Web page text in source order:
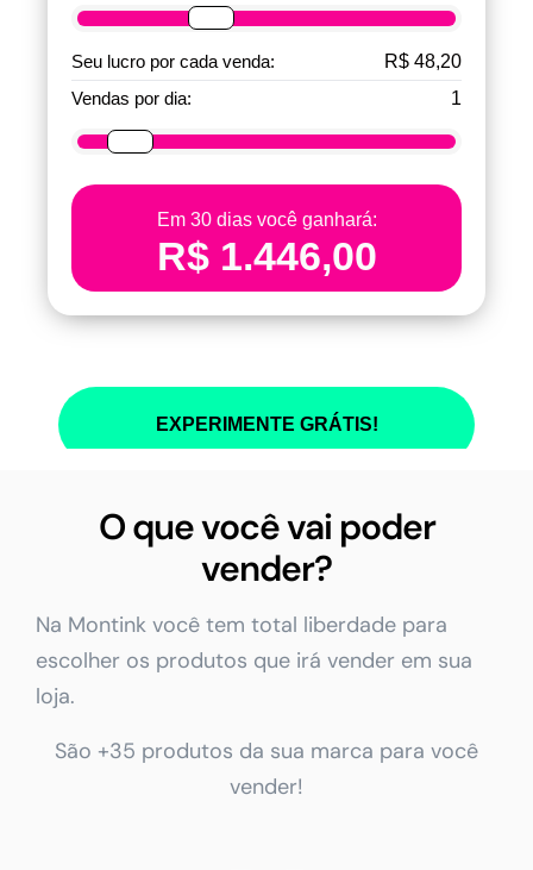
O que você vai poder
vender?
Na Montink você tem total liberdade para
escolher os produtos que irá vender em sua
loja.
São +35 produtos da sua marca para você
vender!